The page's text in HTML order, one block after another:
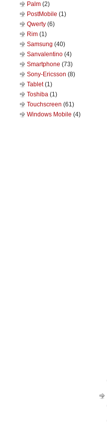
Palm (2)
PostMobile (1)
Qwerty (6)
Rim (1)
Samsung (40)
Sanvalentino (4)
Smartphone (73)
Sony-Ericsson (8)
Tablet(1)
Toshiba (1)
Touchscreen (61)
Windows Mobile (4)